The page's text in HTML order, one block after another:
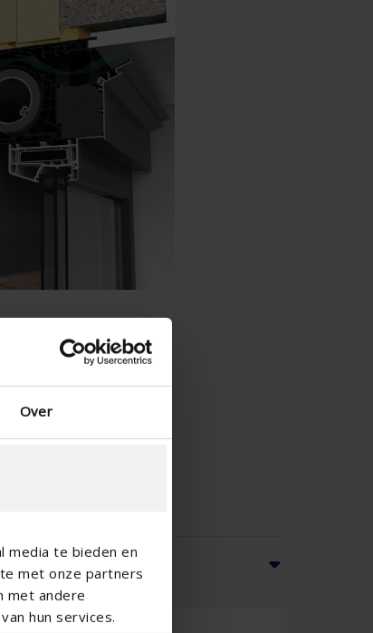
Over
media te bieden en
met onze partners
met andere
hun services.
Danés - Dinamarca
Norwegian - Norway
Chinese - China